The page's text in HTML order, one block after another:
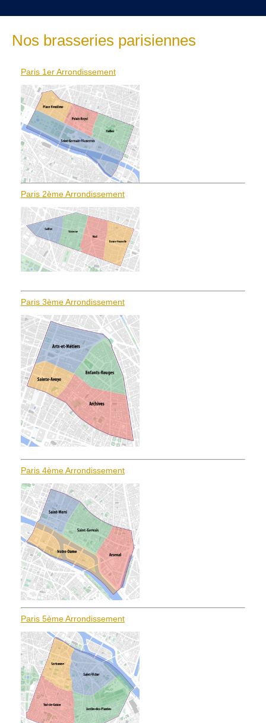
Nos brasseries parisiennes
Paris 1er Arrondissement
Paris 2ème Arrondissement
Paris 3ème Arrondissement
Paris 4ème Arrondissement
Paris 5ème Arrondissement